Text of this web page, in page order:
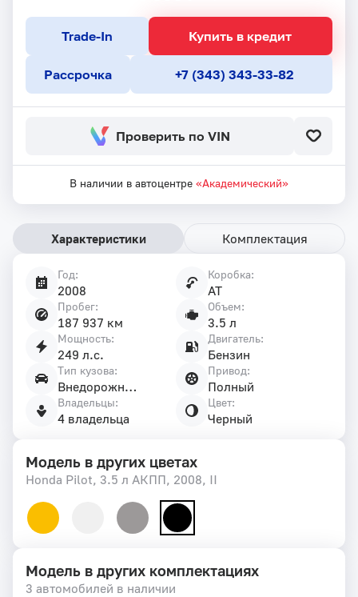
Купить в кредит
Trade-In
Рассрочка +7 (343) 343-33-82
Проверить по VIN
В наличии в автоцентре «Академический»
Характеристики Комплектация
Год:
2008
Коробка:
AT
Пробег:
187 937 км
Объем:
3.5 л
Мощность:
249 л.с.
Двигатель:
Бензин
Тип кузова:
Внедорожник 5 дв.
Привод:
Полный
Владельцы:
4 владельца
Цвет:
Черный
Модель в других цветах
Honda Pilot, 3.5 л АКПП, 2008, II
Модель в других комплектациях
3 автомобилей в наличии